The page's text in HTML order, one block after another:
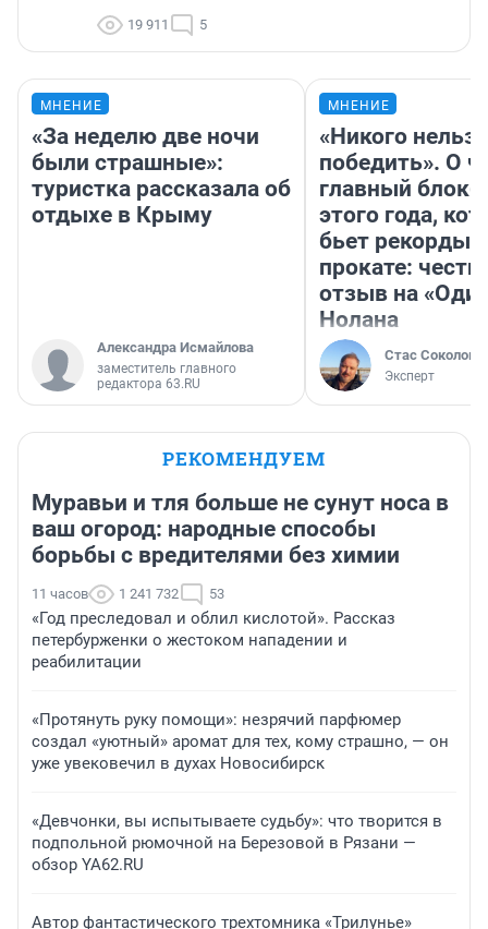
19 911 5
МНЕНИЕ
«За неделю две ночи
были страшные»:
туристка рассказала об
отдыхе в Крыму
Александра Исмайлова
заместитель главного
редактора 63.RU
МНЕНИЕ
«Никого нельзя
победить». О
главный
этого года,
бьет рекорды в
прокате:
отзыв на
Нолана
Стас Соколов
Эксперт
РЕКОМЕНДУЕМ
Муравьи и тля больше не сунут носа в
ваш огород: народные способы
борьбы с вредителями без химии
11 часов 1 241 732 53
«Год преследовал и облил кислотой». Рассказ
петербурженки о жестоком нападении и
реабилитации
«Протянуть руку помощи»: незрячий парфюмер
создал «уютный» аромат для тех, кому страшно, — он
уже увековечил в духах Новосибирск
«Девчонки, вы испытываете судьбу»: что творится в
подпольной рюмочной на Березовой в Рязани —
обзор YA62.RU
Автор фантастического трехтомника «Трилунье»